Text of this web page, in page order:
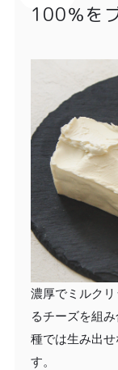
100％を
濃厚でミルク
るチーズを組
種では生み出
す。